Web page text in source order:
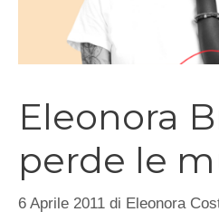
Eleonora
perde le
6 Aprile 2011 di Eleonora